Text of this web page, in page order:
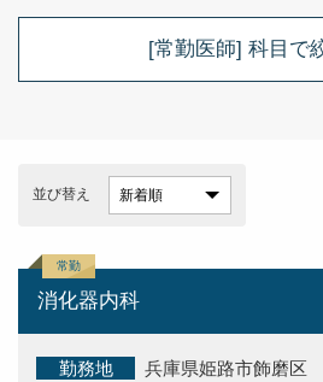
[常勤医師] 科目 で
並び替え
消化器内科
勤務地
兵庫県姫路市飾磨区